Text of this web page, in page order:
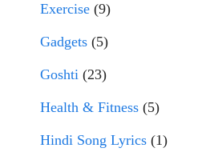
Exercise (9)
Gadgets (5)
Goshti (23)
Health & Fitness (5)
Hindi Song Lyrics (1)